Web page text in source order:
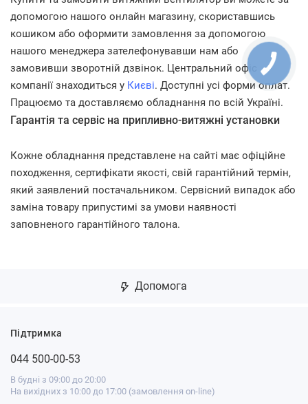
допомогою нашого онлайн магазину, скориставшись
кошиком або оформити замовлення за допомогою
нашого менеджера зателефонувавши нам або
замовивши зворотній дзвінок. Центральний офіс
компанії знаходиться у Києві. Доступні усі форми оплат.
Працюємо та доставляємо обладнання по всій Україні.
Гарантія та сервіс на припливно-витяжні установки
Кожне обладнання представлене на сайті має офіційне
походження, сертифікати якості, свій гарантійний термін,
який заявлений постачальником. Сервісний випадок або
заміна товару припустимі за умови наявності
заповненого гарантійного талона.
Допомога
Підтримка
044 500-00-53
В будні з 09:00 до 20:00
На вихідних з 10:00 до 17:00 (замовлення on-line)